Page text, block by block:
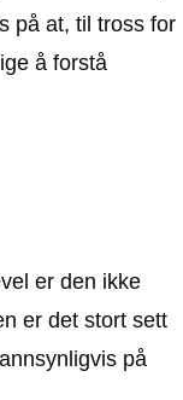
på at, til tross for
å forstå
er den ikke
er det stort sett
på